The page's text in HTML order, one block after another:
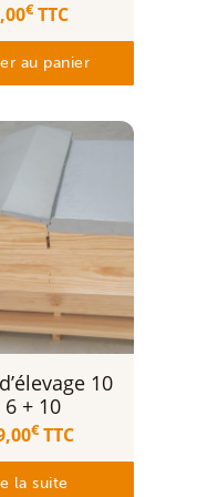
€ TTC
au panier
10
6 + 10
€ TTC
la suite